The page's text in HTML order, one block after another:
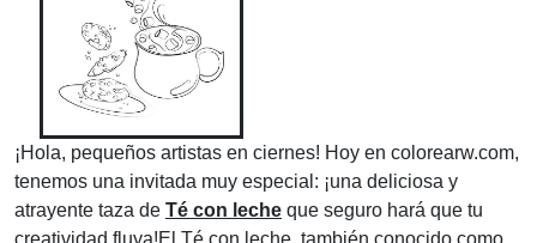
¡Hola, pequeños artistas en ciernes! Hoy en colorearw.com,
tenemos una invitada muy especial: ¡una deliciosa y
atrayente taza de Té con leche que seguro hará que tu